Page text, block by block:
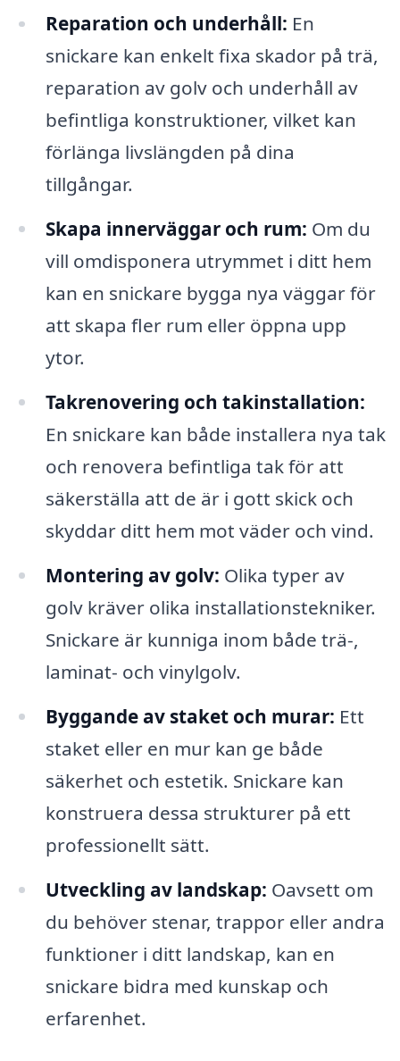
Reparation och underhåll: En
snickare kan enkelt fixa skador på trä,
reparation av golv och underhåll av
befintliga konstruktioner, vilket kan
förlänga livslängden på dina
tillgångar.
Skapa innerväggar och rum: Om du
vill omdisponera utrymmet i ditt hem
kan en snickare bygga nya väggar för
att skapa fler rum eller öppna upp
ytor.
Takrenovering och takinstallation:
En snickare kan både installera nya tak
och renovera befintliga tak för att
säkerställa att de är i gott skick och
skyddar ditt hem mot väder och vind.
Montering av golv: Olika typer av
golv kräver olika installationstekniker.
Snickare är kunniga inom både trä-,
laminat- och vinylgolv.
Byggande av staket och murar: Ett
staket eller en mur kan ge både
säkerhet och estetik. Snickare kan
konstruera dessa strukturer på ett
professionellt sätt.
Utveckling av landskap: Oavsett om
du behöver stenar, trappor eller andra
funktioner i ditt landskap, kan en
snickare bidra med kunskap och
erfarenhet.